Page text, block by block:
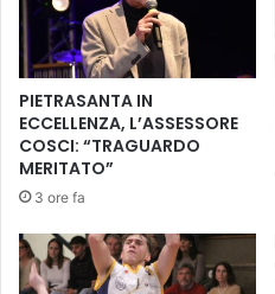
i
a
c
c
i
a
n
o
c
i
d
a
m
b
i
e
t
e
”
PIETRASANTA IN
ECCELLENZA, L’ASSESSORE
COSCI: “TRAGUARDO
MERITATO”
3 ore fa